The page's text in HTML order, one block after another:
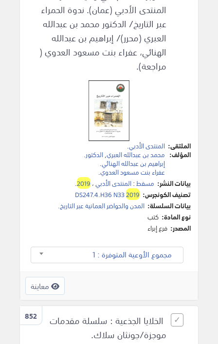
المنتدى الأدبي (عمان). ندوة الحمراء
عبر التاريخ/ الدكتور محمد بن عبدالله
العبري (محرر)/ إبراهيم بن عبدالله
الهنائي، عفراء بنت مسعود العدوي (
مراجعة).
الملتقى: المنتدى الأدبي.
المؤلف: محمد بن عبدالله العبري,الدكتور.
إبراهيم بن عبدالله الهنائي.
عفراء بنت مسعود العدوي.
بيانات النشر: مسقط:المنتدى الأدبي،2019
.
تصنيف الكونجرس:
DS247.4.H36 N332019
بيانات السلسلة: المدن والحواضر العمانية عبر التاريخ.
نوع المادة: كتب
المصدر: فرع إبراء
مجموع الأوعية المتوفرة : 1
معاينة
852
الخلايا الجذعية : سلسلة مقدمات
موجزة/جونثان سلاك.